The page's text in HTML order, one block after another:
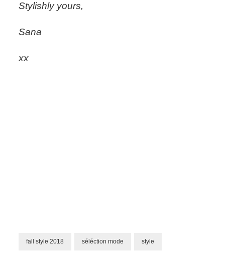
Stylishly yours,
Sana
xx
fall style 2018 séléction mode style